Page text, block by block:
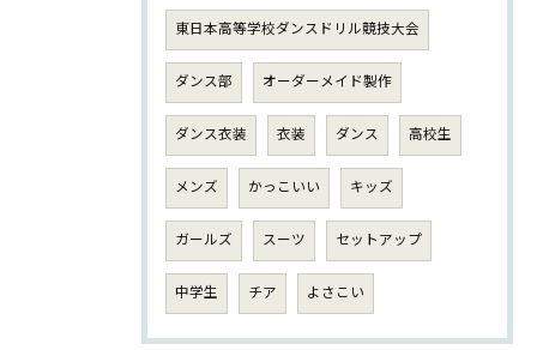
東日本高等学校ダンスドリル競技大会
ダンス部 オーダーメイド製作
ダンス衣装 衣装 ダンス 高校生
メンズ かっこいい キッズ
ガールズ スーツ セットアップ
中学生 チア よさこい